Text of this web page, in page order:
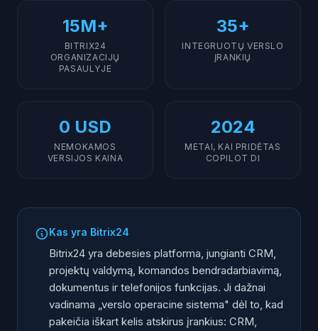
15M+
BITRIX24
ORGANIZACIJŲ
PASAULYJE
35+
INTEGRUOTŲ VERSLO
ĮRANKIŲ
0 USD
NEMOKAMOS
VERSIJOS KAINA
2024
METAI, KAI PRIDĖTAS
COPILOT DI
Kas yra Bitrix24
Bitrix24 yra debesies platforma, jungianti CRM,
projektų valdymą, komandos bendradarbiavimą,
dokumentus ir telefonijos funkcijas. Ji dažnai
vadinama „verslo operacine sistema" dėl to, kad
pakeičia iškart kelis atskirus įrankius: CRM,